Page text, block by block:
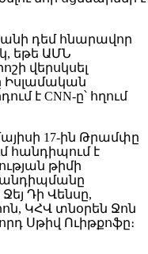
դեմ հնարավոր
եթե ԱՄՆ
վերսկսել
Իսլամական
է CNN-ը՝ հղում
17-ին Թրամփը
հանդիպում է
թիմի
Դի Վենսը,
ԿՀՎ տնօրեն Ջոն
Սթիվ Ուիթքոֆը։